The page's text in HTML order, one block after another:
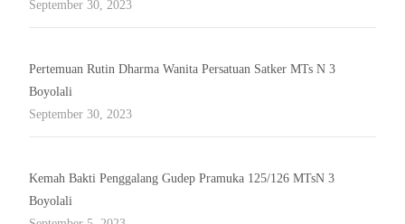
September 30, 2023
Pertemuan Rutin Dharma Wanita Persatuan Satker MTs N 3
Boyolali
September 30, 2023
Kemah Bakti Penggalang Gudep Pramuka 125/126 MTsN 3
Boyolali